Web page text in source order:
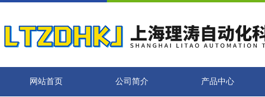
网站首页 公司简介 产品中心